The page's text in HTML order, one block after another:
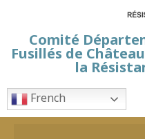
Comité
Fusillés de
la
French